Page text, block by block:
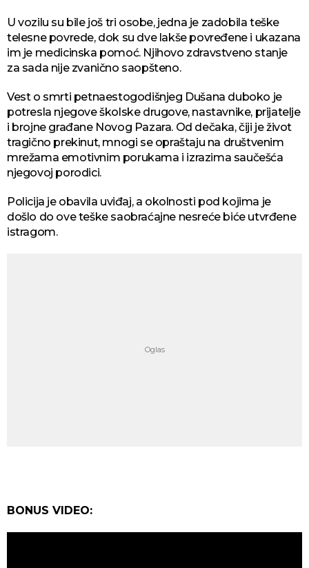
U vozilu su bile još tri osobe, jedna je zadobila teške
telesne povrede, dok su dve lakše povređene i ukazana
im je medicinska pomoć. Njihovo zdravstveno stanje
za sada nije zvanično saopšteno.
Vest o smrti petnaestogodišnjeg Dušana duboko je
potresla njegove školske drugove, nastavnike, prijatelje
i brojne građane Novog Pazara. Od dečaka, čiji je život
tragično prekinut, mnogi se opraštaju na društvenim
mrežama emotivnim porukama i izrazima saučešća
njegovoj porodici.
Policija je obavila uviđaj, a okolnosti pod kojima je
došlo do ove teške saobraćajne nesreće biće utvrđene
istragom.
BONUS VIDEO: